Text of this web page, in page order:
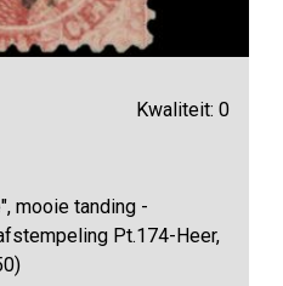
Kwaliteit: 0
mooie tanding -
Pt.174-Heer,